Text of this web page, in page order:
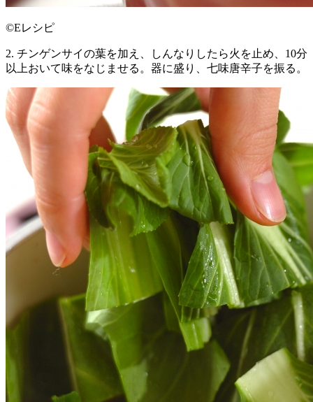
©Eレシピ
2. チンゲンサイの葉を加え、しんなりしたら火を止め、10分
以上おいて味をなじませる。器に盛り、七味唐辛子を振る。